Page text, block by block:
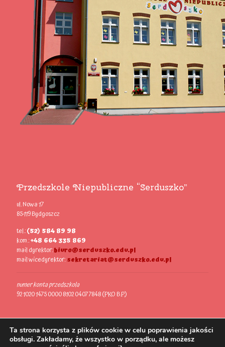
Przedszkole Niepubliczne “Serduszko”
ul. Nowa 17
85-119 Bydgoszcz
tel.:(52) 584 89 98
kom.:+48 664 335 869
mail dyrektor:biuro@serduszko.edu.pl
mail wicedyrektor:sekretariat@serduszko.edu.pl
numer konta przedszkola
92 1020 1475 0000 8102 0407 7848 (PKO B.P.)
Ta strona korzysta z plików cookie w celu poprawienia jakości
obsługi. Zakładamy, że wszystko w porządku, ale możesz